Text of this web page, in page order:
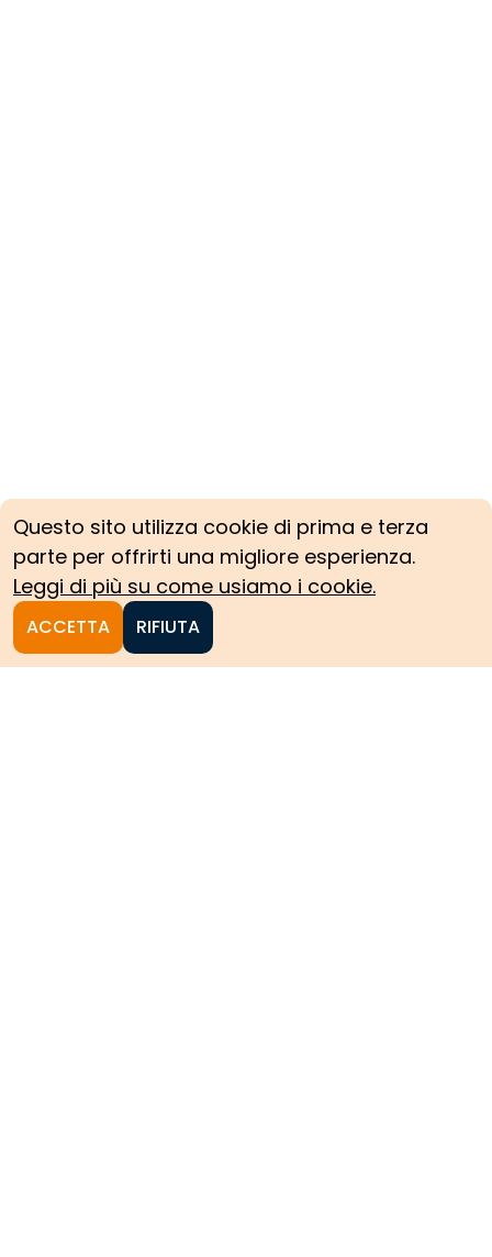
Questo sito utilizza cookie di prima e terza
parte per offrirti una migliore esperienza.
Leggi di più su come usiamo i cookie.
ACCETTA RIFIUTA